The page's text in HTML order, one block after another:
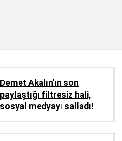
Demet Akalın'ın son
paylaştığı filtresiz hali,
sosyal medyayı salladı!